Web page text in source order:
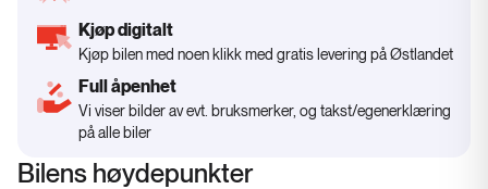
Kjøp digitalt
Kjøp bilen med noen klikk med gratis levering på Østlandet
Full åpenhet
Vi viser bilder av evt. bruksmerker, og takst/egenerklæring
på alle biler
Bilens høydepunkter